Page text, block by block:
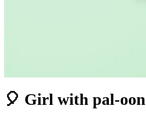
🎈 Girl with pal-oon